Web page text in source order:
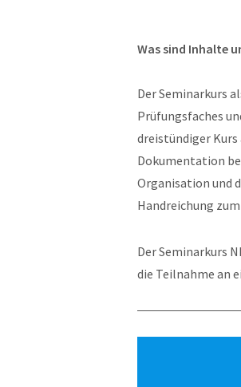
Was sind Inhalte
Der Seminarkurs
Prüfungsfaches
dreistündiger Kurs
Dokumentation
Organisation und
Handreichung
Der Seminarkurs
die Teilnahme an